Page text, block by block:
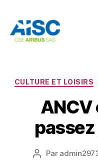
CULTURE ET LOISIRS
ANCV
passez
Auteur
Par